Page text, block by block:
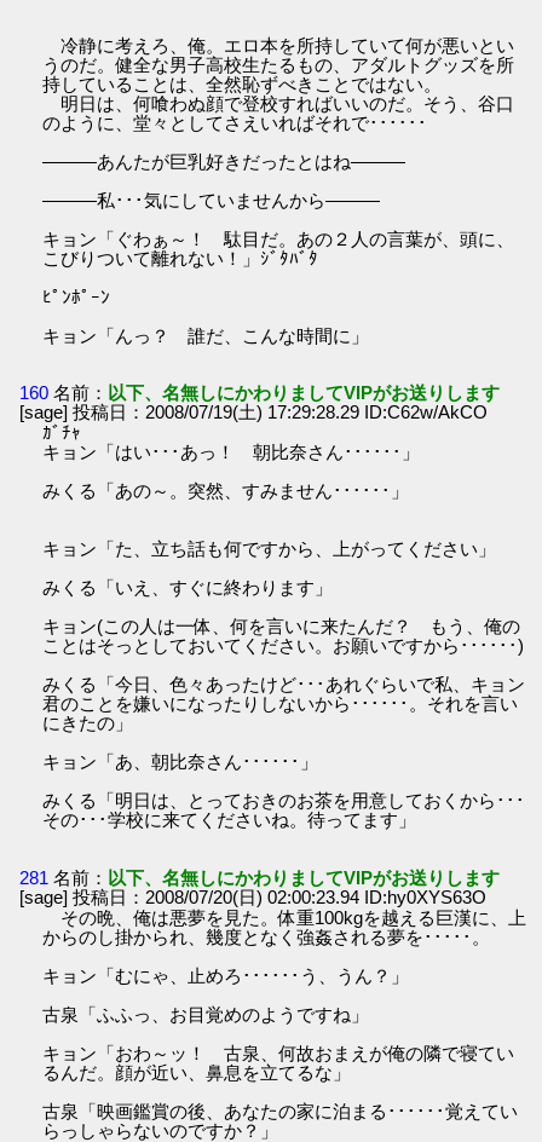
冷静に考えろ、俺。エロ本を所持していて何が悪いとい
うのだ。健全な男子高校生たるもの、アダルトグッズを所
持していることは、全然恥ずべきことではない。
明日は、何喰わぬ顔で登校すればいいのだ。そう、谷口
のように、堂々としてさえいればそれで･･････
―――あんたが巨乳好きだったとはね―――
―――私･･･気にしていませんから―――
キョン「ぐわぁ～！ 駄目だ。あの２人の言葉が、頭に、
こびりついて離れない！」ｼﾞﾀﾊﾞﾀ
ﾋﾟﾝﾎﾟｰﾝ
キョン「んっ？ 誰だ、こんな時間に」
160 名前： 以下、名無しにかわりましてVIPがお送りします
[sage] 投稿日：2008/07/19(土) 17:29:28.29 ID:C62w/AkCO
ｶﾞﾁｬ
キョン「はい･･･あっ！ 朝比奈さん･･････」
みくる「あの～。突然、すみません･･････」
キョン「た、立ち話も何ですから、上がってください」
みくる「いえ、すぐに終わります」
キョン(この人は一体、何を言いに来たんだ？ もう、俺の
ことはそっとしておいてください。お願いですから･･････)
みくる「今日、色々あったけど･･･あれぐらいで私、キョン
君のことを嫌いになったりしないから･･････。それを言い
にきたの」
キョン「あ、朝比奈さん･･････」
みくる「明日は、とっておきのお茶を用意しておくから･･･
その･･･学校に来てくださいね。待ってます」
281 名前： 以下、名無しにかわりましてVIPがお送りします
[sage] 投稿日：2008/07/20(日) 02:00:23.94 ID:hy0XYS63O
その晩、俺は悪夢を見た。体重100kgを越える巨漢に、上
からのし掛かられ、幾度となく強姦される夢を･････。
キョン「むにゃ、止めろ･･････う、うん？」
古泉「ふふっ、お目覚めのようですね」
キョン「おわ～ッ！ 古泉、何故おまえが俺の隣で寝てい
るんだ。顔が近い、鼻息を立てるな」
古泉「映画鑑賞の後、あなたの家に泊まる･･････覚えてい
らっしゃらないのですか？」